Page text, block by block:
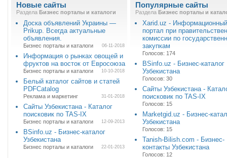
Новые сайты
Раздела Бизнес порталы и каталоги
Доска объявлений Украины —
Prikup. Всегда актуальные
объявления.
Бизнес порталы и каталоги 06-11-2018
Информация о рынках овощей и
фруктов на восток от Евросоюза
Бизнес порталы и каталоги 10-10-2018
Белый каталог сайтов и статей
PDFCatalog
Реклама и маркетинг 31-01-2018
Сайты Узбекистана - Каталог
поисковик по TAS-IX
Бизнес порталы и каталоги 12-09-2013
BSinfo.uz - Бизнес-каталог
Узбекистана
Бизнес порталы и каталоги 22-01-2013
Популярные сайты
Раздела Бизнес порталы и
Xarid.uz - Информационный
портал при
комиссии по
закупкам
Голосов: 174
BSinfo.uz - Бизнес-каталог
Узбекистана
Голосов: 30
Сайты Узбекистана -
поисковик по TAS-IX
Голосов: 15
Marketgid.uz - Бизнес-
Узбекистана
Голосов: 15
Tanish-Bilish.com - Бизнес-
контакты Узбекистана
Голосов: 12